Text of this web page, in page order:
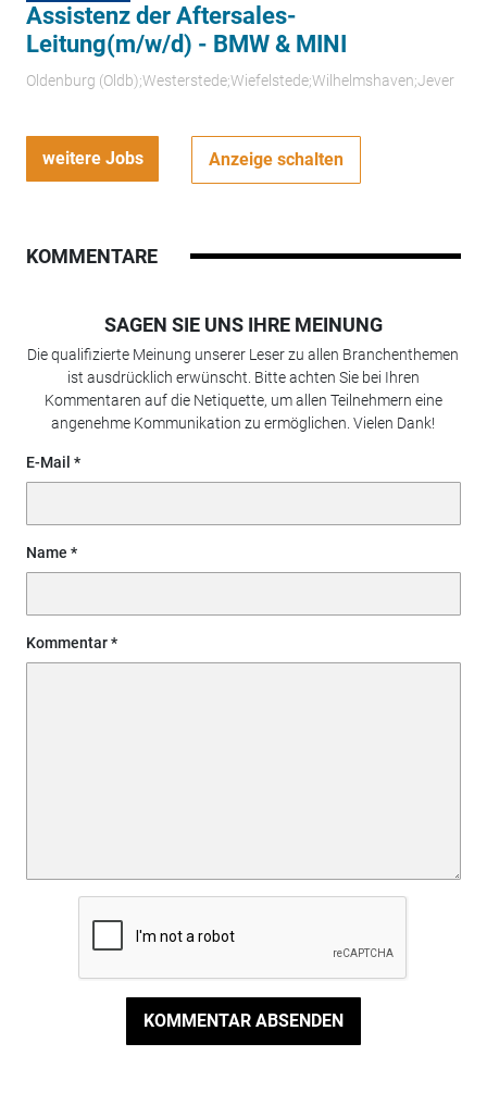
Assistenz der Aftersales-
Leitung(m/w/d) - BMW & MINI
Oldenburg (Oldb);Westerstede;Wiefelstede;Wilhelmshaven;Jever
weitere Jobs Anzeige schalten
KOMMENTARE
SAGEN SIE UNS IHRE MEINUNG
Die qualifizierte Meinung unserer Leser zu allen Branchenthemen
ist ausdrücklich erwünscht. Bitte achten Sie bei Ihren
Kommentaren auf die Netiquette, um allen Teilnehmern eine
angenehme Kommunikation zu ermöglichen. Vielen Dank!
E-Mail
Name
Kommentar
KOMMENTAR ABSENDEN